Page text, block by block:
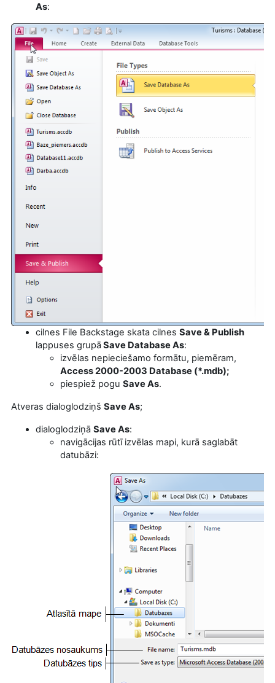
As:
cilnes File Backstage skata cilnes Save & Publish
lappuses grupāSave Database As:
izvēlas nepieciešamo formātu, piemēram,
Access 2000-2003 Database (*.mdb);
piespiež pogu Save As.
Atveras dialoglodziņš Save As;
dialoglodziņā Save As:
navigācijas rūtī izvēlas mapi, kurā saglabāt
datubāzi: